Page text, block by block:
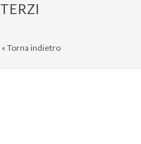
TERZI
« Torna indietro